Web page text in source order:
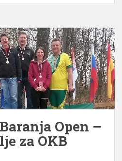
Open –
za OKB